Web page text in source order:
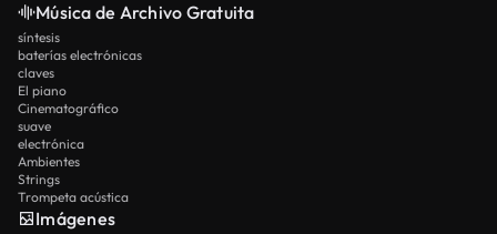
Música de Archivo Gratuita
síntesis
baterías electrónicas
claves
El piano
Cinematográfico
suave
electrónica
Ambientes
Strings
Trompeta acústica
Imágenes